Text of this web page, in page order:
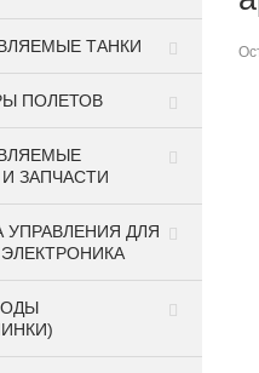
ТАНКИ
ПОЛЕТОВ
ЗАПЧАСТИ
УПРАВЛЕНИЯ ДЛЯ